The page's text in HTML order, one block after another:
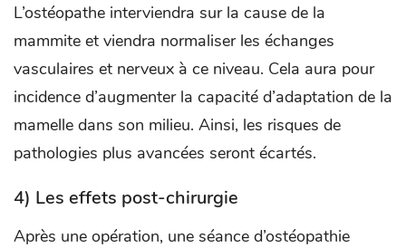
L’ostéopathe interviendra sur la cause de la
mammite et viendra normaliser les échanges
vasculaires et nerveux à ce niveau. Cela aura pour
incidence d’augmenter la capacité d’adaptation de la
mamelle dans son milieu. Ainsi, les risques de
pathologies plus avancées seront écartés.
4) Les effets post-chirurgie
Après une opération, une séance d’ostéopathie